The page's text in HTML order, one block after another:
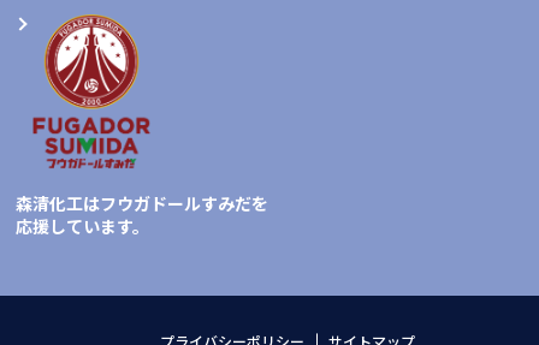
森清化工はフウガドールすみだを
応援しています。
プライバシーポリシー サイトマップ